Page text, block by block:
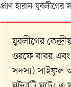
প্রাণ হারান
যুবলীগের
ওরফে বাবর এবং
সদস্য) সাইফুল